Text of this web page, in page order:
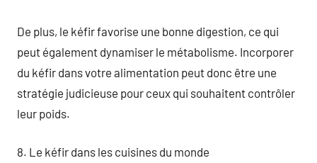
De plus, le kéfir favorise une bonne digestion, ce qui
peut également dynamiser le métabolisme. Incorporer
du kéfir dans votre alimentation peut donc être une
stratégie judicieuse pour ceux qui souhaitent contrôler
leur poids.
8. Le kéfir dans les cuisines du monde